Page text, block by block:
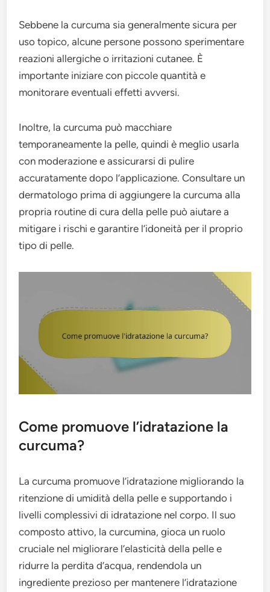
Sebbene la curcuma sia generalmente sicura per
uso topico, alcune persone possono sperimentare
reazioni allergiche o irritazioni cutanee. È
importante iniziare con piccole quantità e
monitorare eventuali effetti avversi.
Inoltre, la curcuma può macchiare
temporaneamente la pelle, quindi è meglio usarla
con moderazione e assicurarsi di pulire
accuratamente dopo l’applicazione. Consultare un
dermatologo prima di aggiungere la curcuma alla
propria routine di cura della pelle può aiutare a
mitigare i rischi e garantire l’idoneità per il proprio
tipo di pelle.
Come promuove l’idratazione la
curcuma?
La curcuma promuove l’idratazione migliorando la
ritenzione di umidità della pelle e supportando i
livelli complessivi di idratazione nel corpo. Il suo
composto attivo, la curcumina, gioca un ruolo
cruciale nel migliorare l’elasticità della pelle e
ridurre la perdita d’acqua, rendendola un
ingrediente prezioso per mantenere l’idratazione